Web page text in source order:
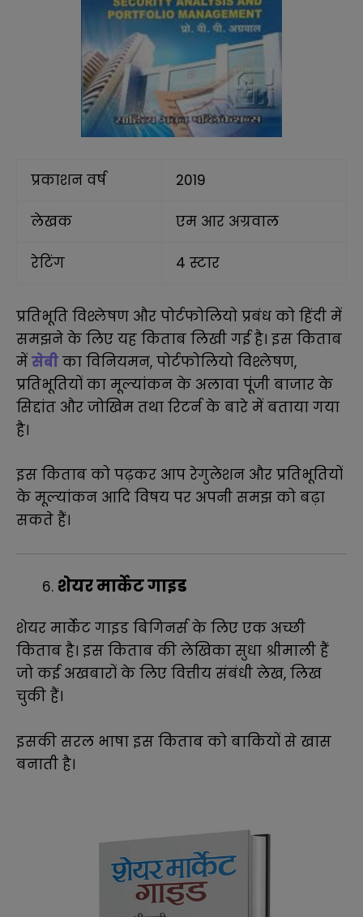
प्रकाशन वर्ष 2019
लेखक एम आर अग्रवाल
रेटिंग 4 स्टार
प्रतिभूति विश्लेषण और पोर्टफोलियो प्रबंध को हिंदी में
समझने के लिए यह किताब लिखी गई है। इस किताब
में सेबी का विनियमन, पोर्टफोलियो विश्लेषण,
प्रतिभूतियों का मूल्यांकन के अलावा पूंजी बाजार के
सिद्दांत और जोखिम तथा रिटर्न के बारे में बताया गया
है।
इस किताब को पढ़कर आप रेगुलेशन और प्रतिभूतियों
के मूल्यांकन आदि विषय पर अपनी समझ को बढ़ा
सकते हैं।
शेयर मार्केट गाइड
शेयर मार्केट गाइड बिगिनर्स के लिए एक अच्छी
किताब है। इस किताब की लेखिका सुधा श्रीमाली हैं
जो कई अखबारों के लिए वित्तीय संबंधी लेख, लिख
चुकी हैं।
इसकी सरल भाषा इस किताब को बाकियों से खास
बनाती है।